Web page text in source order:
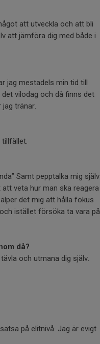
att utveckla och att bli
att jämföra dig med både i
jag mestadels min tid till
vilodag och då finns det
tränar.
tillfället.
Samt pepptalka mig själv
att veta hur man ska reagera
det mig att hålla fokus
istället försöka ta vara på
då?
och utmana dig själv.
på elitnivå. Jag är evigt